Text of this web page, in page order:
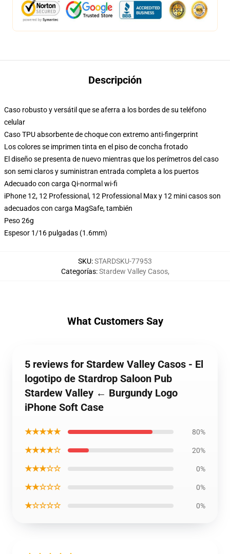
Descripción
Caso robusto y versátil que se aferra a los bordes de su teléfono
celular
Caso TPU absorbente de choque con extremo anti-fingerprint
Los colores se imprimen tinta en el piso de concha frotado
El diseño se presenta de nuevo mientras que los perímetros del caso
son semi claros y suministran entrada completa a los puertos
Adecuado con carga Qi-normal wi-fi
iPhone 12, 12 Professional, 12 Professional Max y 12 mini casos son
adecuados con carga MagSafe, también
Peso 26g
Espesor 1/16 pulgadas (1.6mm)
SKU:STARDSKU-77953
Categorías:Stardew Valley Casos,
What Customers Say
5 reviews for Stardew Valley Casos - El
logotipo de Stardrop Saloon Pub
Stardew Valley ← Burgundy Logo
iPhone Soft Case
★★★★★ 80%
★★★★☆ 20%
★★★☆☆ 0%
★★☆☆☆ 0%
★☆☆☆☆ 0%